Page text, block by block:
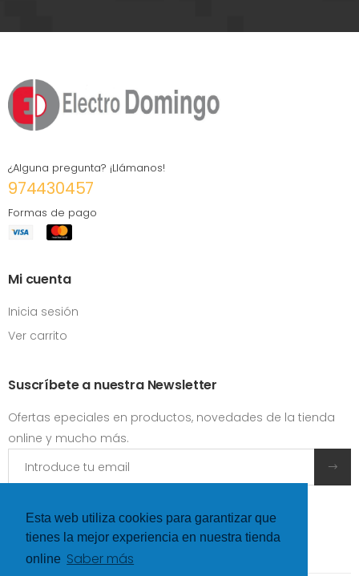
Esta web utiliza cookies para garantizar que
tienes la mejor experiencia en nuestra tienda
online Saber más
¿Alguna pregunta? ¡Llámanos!
974430457
Formas de pago
Mi cuenta
Inicia sesión
Ver carrito
Suscríbete a nuestra Newsletter
Ofertas epeciales en productos, novedades de la tienda
online y mucho más.